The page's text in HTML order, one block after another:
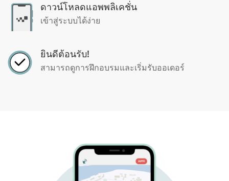
ดาวน์โหลดแอพพลิเคชั่น
เข้าสู่ระบบได้ง่าย
ยินดีต้อนรับ!
สามารถดูการฝึกอบรมและเริ่มรับออเดอร์